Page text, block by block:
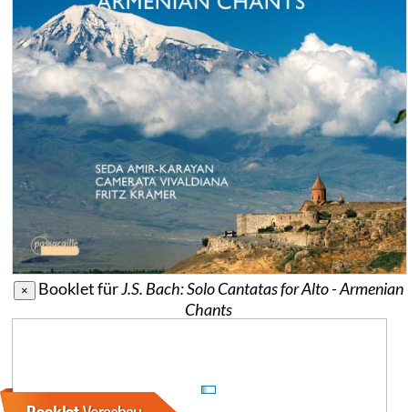
× Booklet fürJ.S. Bach: Solo Cantatas for Alto - Armenian
Chants